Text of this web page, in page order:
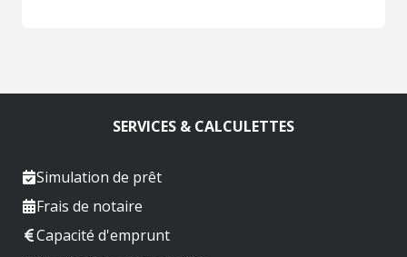
SERVICES & CALCULETTES
Simulation de prêt
Frais de notaire
Capacité d'emprunt